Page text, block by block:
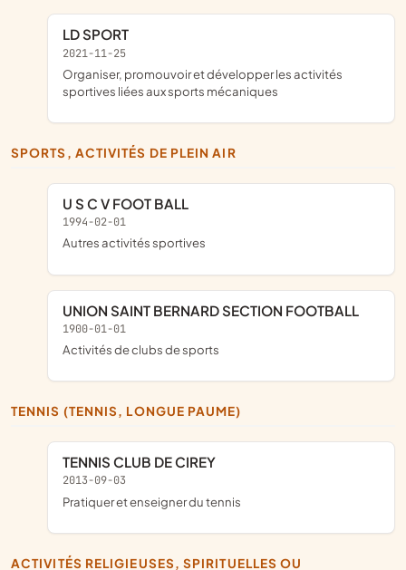
LD SPORT
2021-11-25
organiser, promouvoir et développer les activités
sportives liées aux sports mécaniques
SPORTS, ACTIVITÉS DE PLEIN AIR
U S C V FOOT BALL
1994-02-01
Autres activités sportives
UNION SAINT BERNARD SECTION FOOTBALL
1900-01-01
Activités de clubs de sports
TENNIS (TENNIS, LONGUE PAUME)
TENNIS CLUB DE CIREY
2013-09-03
pratiquer et enseigner du tennis
ACTIVITÉS RELIGIEUSES, SPIRITUELLES OU